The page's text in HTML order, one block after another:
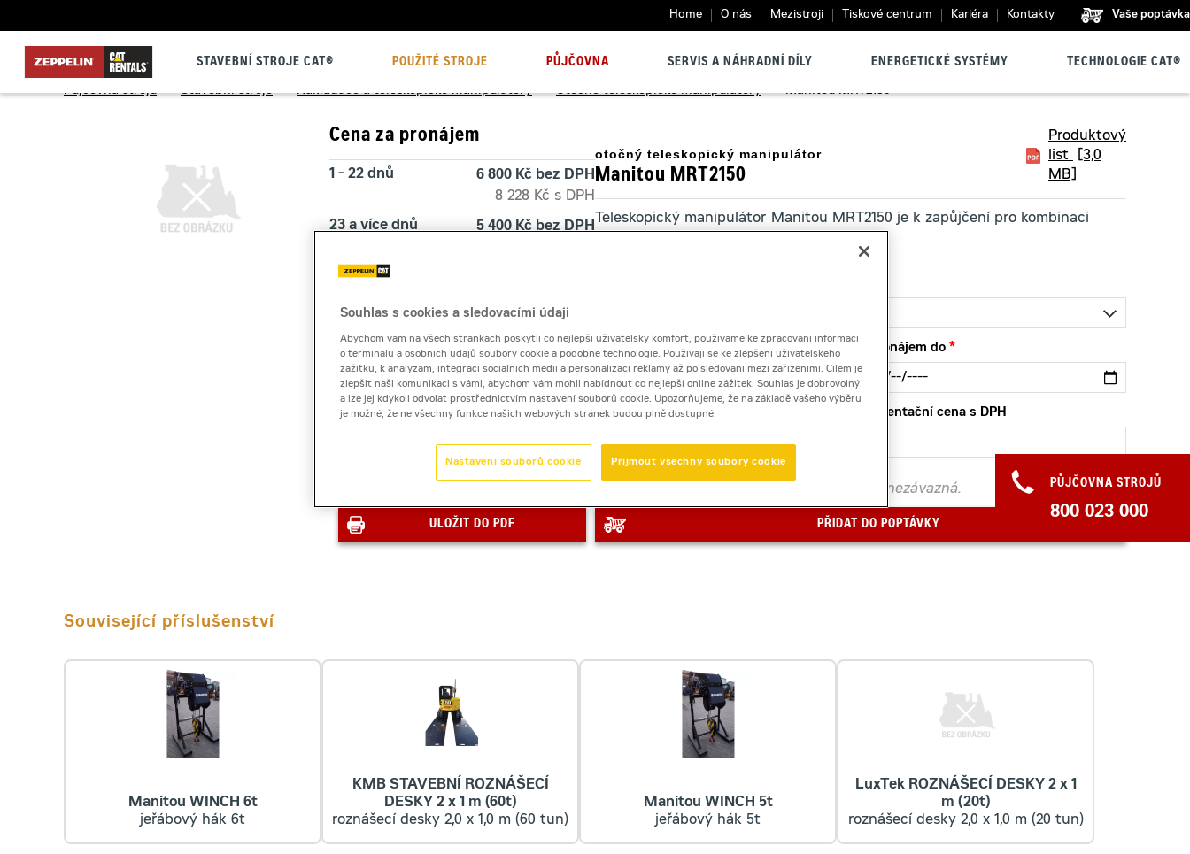
Home O nás Mezistroji Tiskové centrum Kariéra Kontakty Vaše poptávka
STAVEBNÍ STROJE CAT® POUŽITÉ STROJE PŮJČOVNA SERVIS A NÁHRADNÍ DÍLY ENERGETICKÉ SYSTÉMY TECHNOLOGIE CAT®
PŮJČOVNA STROJŮ
800 023 000
Půjčovna strojů > Stavební stroje > Nakladače a teleskopické manipulátory > Otočné teleskopické manipulátory > Manitou MRT2150
Cena za pronájem
1 - 22 dnů
6 800 Kč bez DPH
8 228 Kč s DPH
23 a více dnů
5 400 Kč bez DPH
Kauce
ULOŽIT DO PDF
otočný teleskopický manipulátor
Manitou MRT2150
Produktový
list
[3,0
MB]
Teleskopický manipulátor Manitou MRT2150 je k zapůjčení pro kombinaci
Pronájem od Pronájem do
Počet dní Orientační cena s DPH
Zobrazená cena je orientační. Poptávka je nezávazná.
PŘIDAT DO POPTÁVKY
Související příslušenství
Manitou WINCH 6t
jeřábový hák 6t
KMB STAVEBNÍ ROZNÁŠECÍ
DESKY 2 x 1 m (60t)
roznášecí desky 2,0 x 1,0 m (60 tun)
Manitou WINCH 5t
jeřábový hák 5t
LuxTek ROZNÁŠECÍ DESKY 2 x 1
m (20t)
roznášecí desky 2,0 x 1,0 m (20 tun)
Souhlas s cookies a sledovacími údaji
Abychom vám na všech stránkách poskytli co nejlepší uživatelský komfort, používáme ke zpracování informací
o terminálu a osobních údajů soubory cookie a podobné technologie. Používají se ke zlepšení uživatelského
zážitku, k analýzám, integraci sociálních médií a personalizaci reklamy až po sledování mezi zařízeními. Cílem je
zlepšit naši komunikaci s vámi, abychom vám mohli nabídnout co nejlepší online zážitek. Souhlas je dobrovolný
a lze jej kdykoli odvolat prostřednictvím nastavení souborů cookie. Upozorňujeme, že na základě vašeho výběru
je možné, že ne všechny funkce našich webových stránek budou plně dostupné.
Přijmout všechny soubory cookie
Nastavení souborů cookie